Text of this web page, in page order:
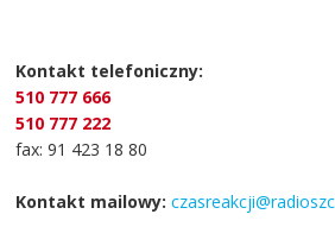
Kontakt telefoniczny:
510 777 666
510 777 222
fax: 91 423 18 80
Kontakt mailowy: